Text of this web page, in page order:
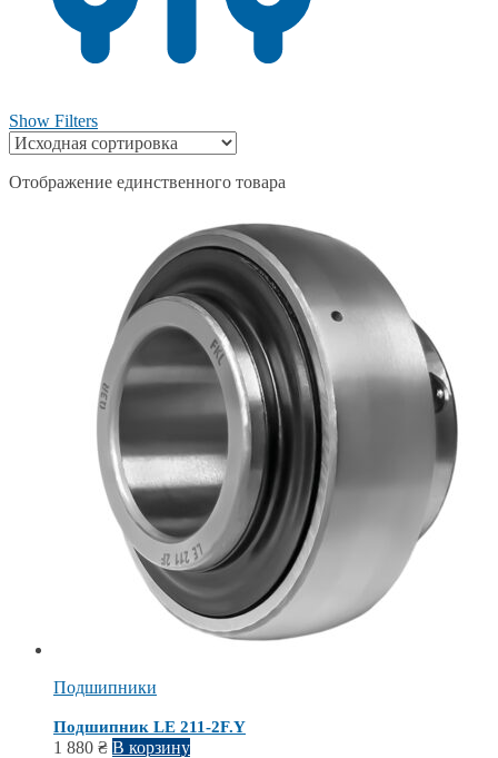
Show Filters
Отображение единственного товара
Подшипники
Подшипник LE 211-2F.Y
1 880 ₴ В корзину